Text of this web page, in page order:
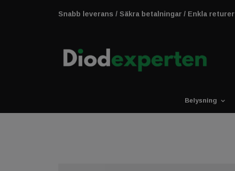
Snabb leverans / Säkra betalningar / Enkla returer
Belysning